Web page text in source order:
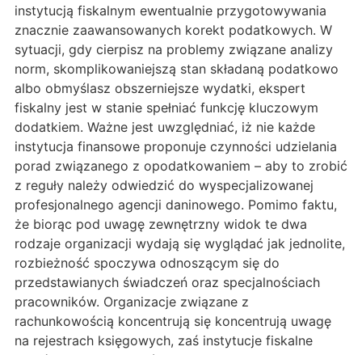
instytucją fiskalnym ewentualnie przygotowywania
znacznie zaawansowanych korekt podatkowych. W
sytuacji, gdy cierpisz na problemy związane analizy
norm, skomplikowaniejszą stan składaną podatkowo
albo obmyślasz obszerniejsze wydatki, ekspert
fiskalny jest w stanie spełniać funkcję kluczowym
dodatkiem. Ważne jest uwzględniać, iż nie każde
instytucja finansowe proponuje czynności udzielania
porad związanego z opodatkowaniem – aby to zrobić
z reguły należy odwiedzić do wyspecjalizowanej
profesjonalnego agencji daninowego. Pomimo faktu,
że biorąc pod uwagę zewnętrzny widok te dwa
rodzaje organizacji wydają się wyglądać jak jednolite,
rozbieżność spoczywa odnoszącym się do
przedstawianych świadczeń oraz specjalnościach
pracowników. Organizacje związane z
rachunkowością koncentrują się koncentrują uwagę
na rejestrach księgowych, zaś instytucje fiskalne